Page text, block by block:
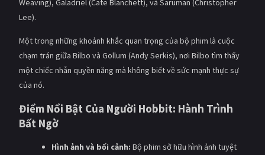
Weaving), Galadriel (Cate Blanchett), và Saruman (Christopher
Lee).
Một trong những khoảnh khắc quan trọng của bộ phim là cuộc
chạm trán giữa Bilbo và Gollum (Andy Serkis), nơi Bilbo tìm thấy
một chiếc nhẫn quyền năng mà không biết về sức mạnh thực sự
của nó.
Điểm Nổi Bật Của Người Hobbit: Hành Trình
Bất Ngờ
Hình ảnh và bối cảnh: Bộ phim sở hữu hình ảnh tuyệt